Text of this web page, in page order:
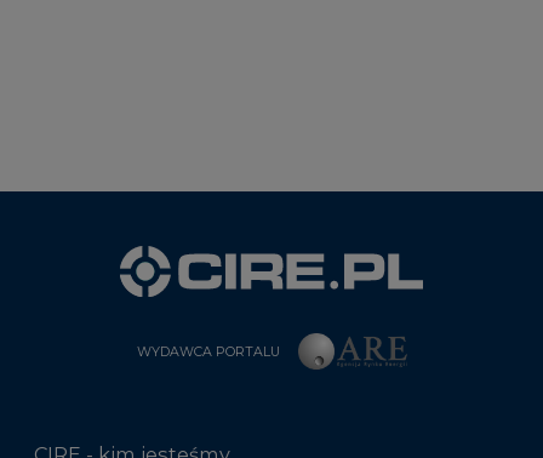
WYDAWCA PORTALU